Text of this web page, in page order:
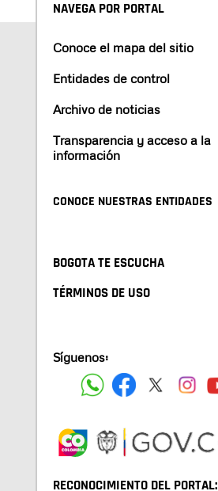
NAVEGA POR PORTAL
Conoce el mapa del sitio
Entidades de control
Archivo de noticias
Transparencia y acceso a la
información
CONOCE NUESTRAS ENTIDADES
BOGOTA TE ESCUCHA
TÉRMINOS DE USO
Síguenos:
RECONOCIMIENTO DEL PORTAL: